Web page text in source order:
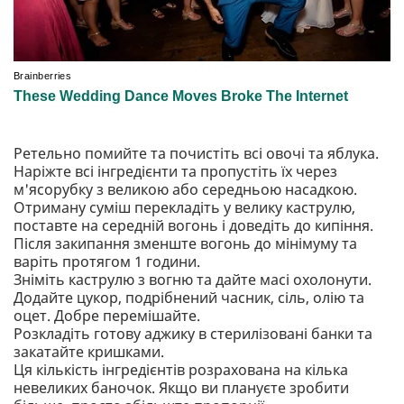
Ретельно помийте та почистіть всі овочі та яблука.
Наріжте всі інгредієнти та пропустіть їх через
м'ясорубку з великою або середньою насадкою.
Отриману суміш перекладіть у велику каструлю,
поставте на середній вогонь і доведіть до кипіння.
Після закипання зменште вогонь до мінімуму та
варіть протягом 1 години.
Зніміть каструлю з вогню та дайте масі охолонути.
Додайте цукор, подрібнений часник, сіль, олію та
оцет. Добре перемішайте.
Розкладіть готову аджику в стерилізовані банки та
закатайте кришками.
Ця кількість інгредієнтів розрахована на кілька
невеликих баночок. Якщо ви плануєте зробити